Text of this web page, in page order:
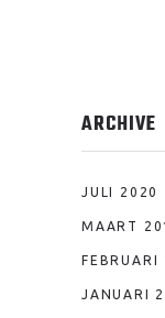
ARCHIVE
JULI 2020
MAART
FEBRUARI
JANUARI